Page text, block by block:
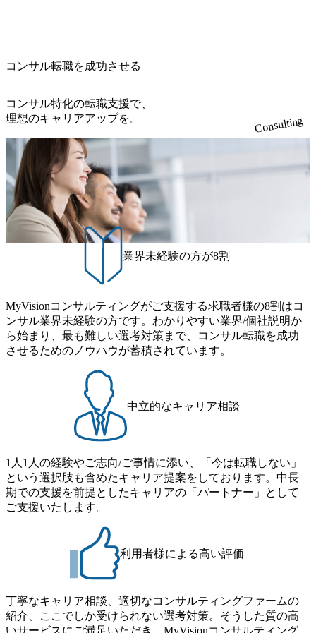
コンサル転職を成功させる
コンサル特化の転職支援で、
理想のキャリアアップを。
Consulting
業界未経験の方が8割
MyVisionコンサルティングがご支援する求職者様の8割はコ
ンサル業界未経験の方です。わかりやすい業界/個社説明か
ら始まり、最も難しい選考対策まで、コンサル転職を成功
させるためのノウハウが蓄積されています。
中立的なキャリア相談
1人1人の経験やご志向/ご事情に添い、「今は転職しない」
という選択肢も含めたキャリア提案をしております。中長
期での支援を前提としたキャリアの「パートナー」として
ご支援いたします。
利用者様による高い評価
丁寧なキャリア相談、適切なコンサルティングファームの
紹介、ここでしか受けられない選考対策。そうした質の高
いサービスにご満足いただき、MyVisionコンサルティング